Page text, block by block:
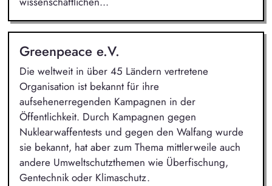
Greenpeace e.V.
Die weltweit in über 45 Ländern vertretene
Organisation ist bekannt für ihre
aufsehenerregenden Kampagnen in der
Öffentlichkeit. Durch Kampagnen gegen
Nuklearwaffentests und gegen den Walfang wurde
sie bekannt, hat aber zum Thema mittlerweile auch
andere Umweltschutzthemen wie Überfischung,
Gentechnik oder Klimaschutz.